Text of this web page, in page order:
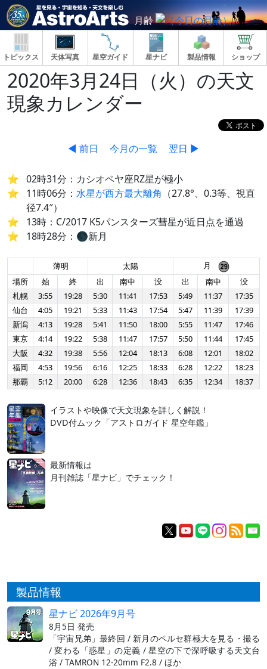
月齢
トピックス 天体写真 星空ガイド 星ナビ 製品情報 ショップ
2020年3月24日（火）の天文
現象カレンダー
◀ 前日 今月の一覧 翌日 ▶
02時31分：カシオペヤ座RZ星が極小
11時06分： 水星が西方最大離角 （27.8°、0.3等、視直
径7.4″）
13時：C/2017 K5パンスターズ彗星が近日点を通過
18時28分：🌑新月
薄明 太陽
月
場所
始 終 出 南中 没 出 南中
没
札幌
3:55 19:28 5:30 11:41 17:53 5:49 11:37
17:35
仙台
4:05 19:21 5:33 11:43 17:54 5:47 11:39
17:39
新潟
4:13 19:28 5:41 11:50 18:00 5:55 11:47
17:46
東京
4:14 19:22 5:38 11:47 17:57 5:50 11:44
17:45
大阪
4:32 19:38 5:56 12:04 18:13 6:08 12:01
18:02
福岡
4:53 19:56 6:16 12:25 18:33 6:28 12:22
18:23
那覇
5:12 20:00 6:28 12:36 18:43 6:35 12:34 18:37
イラストや映像で天文現象を詳しく解説！
DVD付ムック「アストロガイド 星空年鑑」
最新情報は
月刊雑誌「星ナビ」でチェック！
製品情報
星ナビ 2026年9月号
8月5日 発売
「宇宙兄弟」最終回 / 新月のペルセ群極大を見る・撮る
/ 変わる「惑星」の定義 / 星空の下で深呼吸する天文台
浴 / TAMRON 12-20mm F2.8 / ほか